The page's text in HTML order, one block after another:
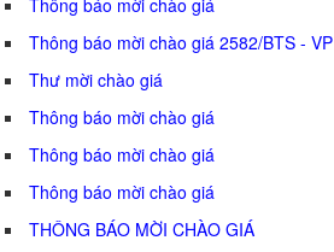
Thông báo mời chào giá 2582/BTS - VP
Thư mời chào giá
Thông báo mời chào giá
Thông báo mời chào giá
Thông báo mời chào giá
THÔNG BÁO MỜI CHÀO GIÁ